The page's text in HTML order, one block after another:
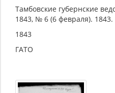
Тамбовские губернские
1843, № 6 (6 февраля). 1843.
1843
ГАТО